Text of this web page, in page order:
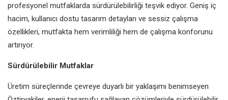
profesyonel mutfaklarda sürdürülebilirliği teşvik ediyor. Geniş iç
hacim, kullanıcı dostu tasarım detayları ve sessiz çalışma
özellikleri, mutfakta hem verimliliği hem de çalışma konforunu
artırıyor.
Sürdürülebilir Mutfaklar
Üretim süreçlerinde çevreye duyarlı bir yaklaşımı benimseyen